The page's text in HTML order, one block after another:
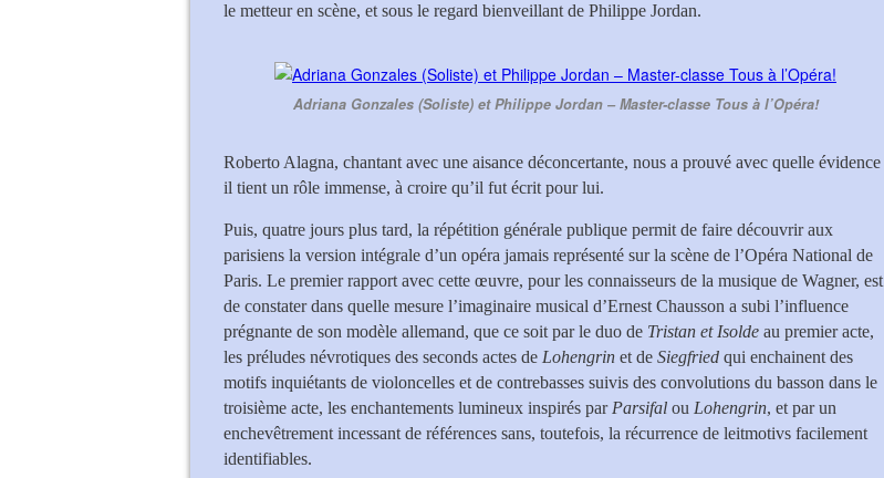
le metteur en scène, et sous le regard bienveillant de Philippe Jordan.
Adriana Gonzales (Soliste) et Philippe Jordan – Master-classe Tous à l’Opéra!
Roberto Alagna, chantant avec une aisance déconcertante, nous a prouvé avec quelle évidence
il tient un rôle immense, à croire qu’il fut écrit pour lui.
Puis, quatre jours plus tard, la répétition générale publique permit de faire découvrir aux
parisiens la version intégrale d’un opéra jamais représenté sur la scène de l’Opéra National de
Paris. Le premier rapport avec cette œuvre, pour les connaisseurs de la musique de Wagner, est
de constater dans quelle mesure l’imaginaire musical d’Ernest Chausson a subi l’influence
prégnante de son modèle allemand, que ce soit par le duo de Tristan et Isolde au premier acte,
les préludes névrotiques des seconds actes de Lohengrin et de Siegfried qui enchainent des
motifs inquiétants de violoncelles et de contrebasses suivis des convolutions du basson dans le
troisième acte, les enchantements lumineux inspirés par Parsifal ou Lohengrin, et par un
enchevêtrement incessant de références sans, toutefois, la récurrence de leitmotivs facilement
identifiables.